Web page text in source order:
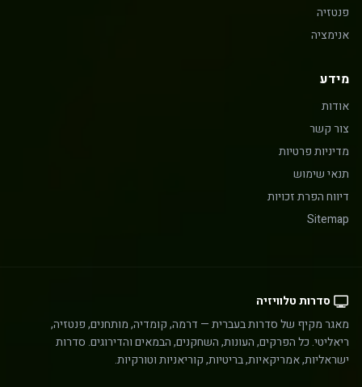
פנטזיה
אנימציה
מידע
אודות
צור קשר
מדיניות פרטיות
תנאי שימוש
דיווח הפרת זכויות
Sitemap
סדרות טלוויזיה
מאגר מקיף של סדרות בעברית — דרמה, קומדיה, מותחנים, פנטזיה,
ריאליטי. כל הפרקים, העונות, השחקנים, הבמאים והדירוגים. סדרות
ישראליות, אמריקאיות, בריטיות, קוריאניות וטורקיות.